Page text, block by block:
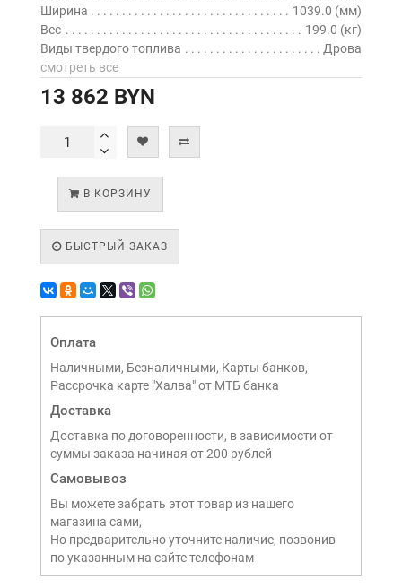
Ширина
1039.0 (мм)
Вес
199.0 (кг)
Виды твердого топлива
Дрова
смотреть все
13 862 BYN
В КОРЗИНУ
БЫСТРЫЙ ЗАКАЗ
Оплата
Наличными, Безналичными, Карты банков,
Рассрочка карте "Халва" от МТБ банка
Доставка
Доставка по договоренности, в зависимости от
суммы заказа начиная от 200 рублей
Самовывоз
Вы можете забрать этот товар из нашего
магазина сами,
Но предварительно уточните наличие, позвонив
по указанным на сайте телефонам